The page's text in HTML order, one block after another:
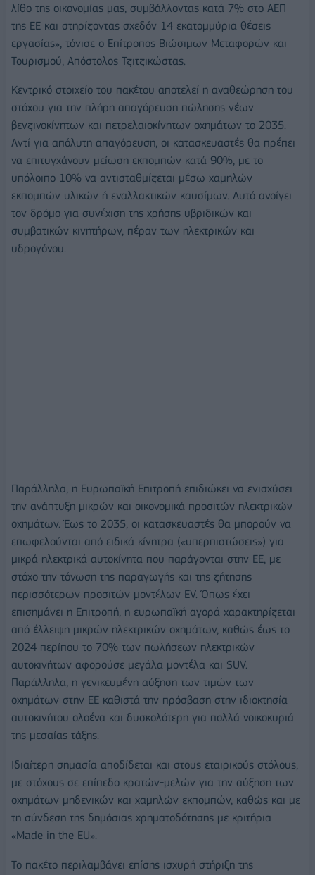
λίθο της οικονομίας μας, συμβάλλοντας κατά 7% στο ΑΕΠ
της ΕΕ και στηρίζοντας σχεδόν 14 εκατομμύρια θέσεις
εργασίας», τόνισε ο Επίτροπος Βιώσιμων Μεταφορών και
Τουρισμού, Απόστολος Τζιτζικώστας.
Κεντρικό στοιχείο του πακέτου αποτελεί η αναθεώρηση του
στόχου για την πλήρη απαγόρευση πώλησης νέων
βενζινοκίνητων και πετρελαιοκίνητων οχημάτων το 2035.
Αντί για απόλυτη απαγόρευση, οι κατασκευαστές θα πρέπει
να επιτυγχάνουν μείωση εκπομπών κατά 90%, με το
υπόλοιπο 10% να αντισταθμίζεται μέσω χαμηλών
εκπομπών υλικών ή εναλλακτικών καυσίμων. Αυτό ανοίγει
τον δρόμο για συνέχιση της χρήσης υβριδικών και
συμβατικών κινητήρων, πέραν των ηλεκτρικών και
υδρογόνου.
Παράλληλα, η Ευρωπαϊκή Επιτροπή επιδιώκει να ενισχύσει
την ανάπτυξη μικρών και οικονομικά προσιτών ηλεκτρικών
οχημάτων. Έως το 2035, οι κατασκευαστές θα μπορούν να
επωφελούνται από ειδικά κίνητρα («υπερπιστώσεις») για
μικρά ηλεκτρικά αυτοκίνητα που παράγονται στην ΕΕ, με
στόχο την τόνωση της παραγωγής και της ζήτησης
περισσότερων προσιτών μοντέλων EV. Όπως έχει
επισημάνει η Επιτροπή, η ευρωπαϊκή αγορά χαρακτηρίζεται
από έλλειψη μικρών ηλεκτρικών οχημάτων, καθώς έως το
2024 περίπου το 70% των πωλήσεων ηλεκτρικών
αυτοκινήτων αφορούσε μεγάλα μοντέλα και SUV.
Παράλληλα, η γενικευμένη αύξηση των τιμών των
οχημάτων στην ΕΕ καθιστά την πρόσβαση στην ιδιοκτησία
αυτοκινήτου ολοένα και δυσκολότερη για πολλά νοικοκυριά
της μεσαίας τάξης.
Ιδιαίτερη σημασία αποδίδεται και στους εταιρικούς στόλους,
με στόχους σε επίπεδο κρατών-μελών για την αύξηση των
οχημάτων μηδενικών και χαμηλών εκπομπών, καθώς και με
τη σύνδεση της δημόσιας χρηματοδότησης με κριτήρια
«Made in the EU».
Το πακέτο περιλαμβάνει επίσης ισχυρή στήριξη της